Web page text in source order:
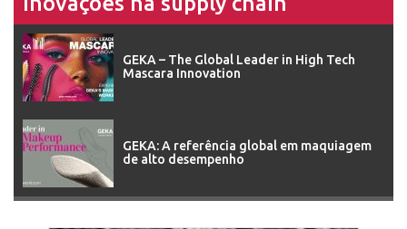
GEKA – The Global Leader in High Tech
Mascara Innovation
GEKA: A referência global em maquiagem
de alto desempenho